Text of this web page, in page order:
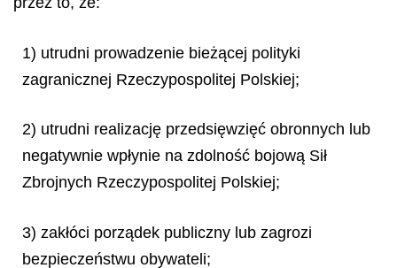
1) utrudni prowadzenie bieżącej polityki
zagranicznej Rzeczypospolitej Polskiej;
2) utrudni realizację przedsięwzięć obronnych lub
negatywnie wpłynie na zdolność bojową Sił
Zbrojnych Rzeczypospolitej Polskiej;
3) zakłóci porządek publiczny lub zagrozi
bezpieczeństwu obywateli;